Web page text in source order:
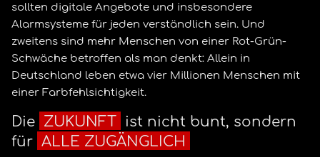
sollten digitale Angebote und insbesondere
Alarmsysteme für jeden verständlich sein. Und
zweitens sind mehr Menschen von einer Rot-Grün-
Schwäche betroffen als man denkt: Allein in
Deutschland leben etwa vier Millionen Menschen mit
einer Farbfehlsichtigkeit.
Die ZUKUNFT ist nicht bunt, sondern
für ALLE ZUGÄNGLICH